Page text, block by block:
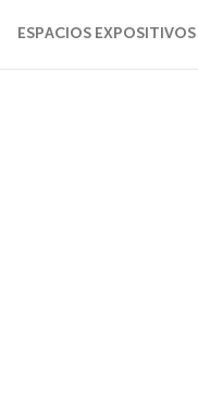
ESPACIOS EXPOSITIVOS